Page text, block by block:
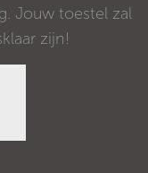
Jouw toestel zal
zijn!